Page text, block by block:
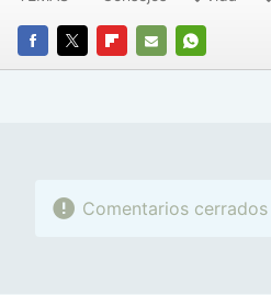
FACEBOOK
TWITTERFLIPBOARD
E-
WHATSAPP
Comentarios cerrados